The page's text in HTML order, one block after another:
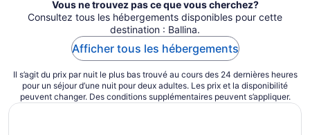
Vous ne trouvez pas ce que vous cherchez?
Consultez tous les hébergements disponibles pour cette
destination : Ballina.
Afficher tous les hébergements
Il s’agit du prix par nuit le plus bas trouvé au cours des 24 dernières heures
pour un séjour d’une nuit pour deux adultes. Les prix et la disponibilité
peuvent changer. Des conditions supplémentaires peuvent s’appliquer.